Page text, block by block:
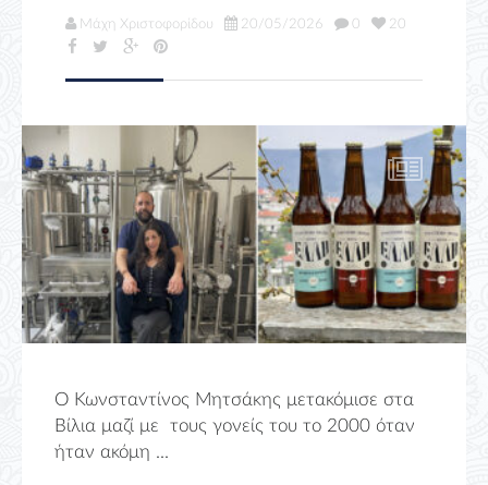
Μάχη Χριστοφορίδου 20/05/2026 0 20
Ο Κωνσταντίνος Μητσάκης μετακόμισε στα
Βίλια μαζί με τους γονείς του το 2000 όταν
ήταν ακόμη ...